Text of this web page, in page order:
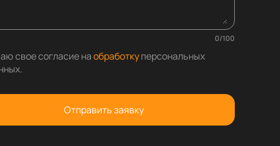
0/100
свое согласие наобработкуперсональных
.
Отправить заявку